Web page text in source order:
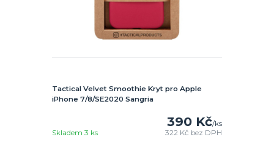
Tactical Velvet Smoothie Kryt pro Apple
iPhone 7/8/SE2020 Sangria
390 Kč/ks
322 Kč bez DPH
Skladem 3 ks